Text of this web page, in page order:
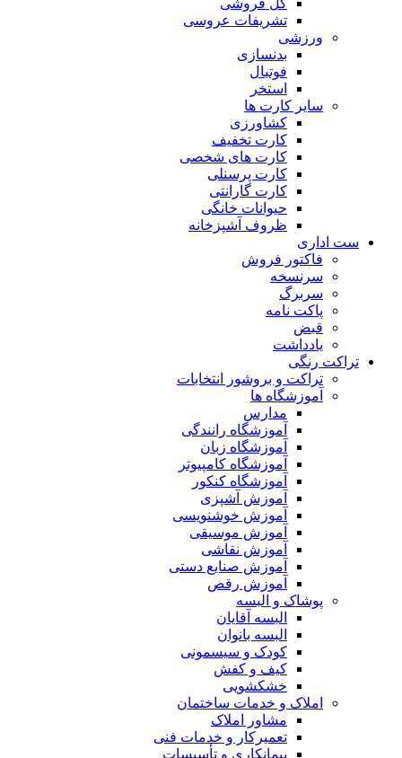
تشریفات عروسی
ورزشی
بدنسازی
فوتبال
استخر
سایر کارت ها
کشاورزی
کارت تخفیف
کارت های شخصی
کارت پرسنلی
کارت گارانتی
حیوانات خانگی
ظروف آشپزخانه
ست اداری
فاکتور فروش
سرنسخه
سربرگ
پاکت نامه
قبض
یادداشت
تراکت رنگی
تراکت و بروشور انتخابات
آموزشگاه ها
مدارس
آموزشگاه رانندگی
آموزشگاه زبان
آموزشگاه کامپیوتر
آموزشگاه کنکور
آموزش آشپزی
آموزش خوشنویسی
آموزش موسیقی
آموزش نقاشی
آموزش صنایع دستی
آموزش رقص
پوشاک و البسه
البسه آقایان
البسه بانوان
کودک و سیسمونی
کیف و کفش
خشکشویی
املاک و خدمات ساختمان
مشاور املاک
تعمیرکار و خدمات فنی
پیمانکاری و تأسیسات